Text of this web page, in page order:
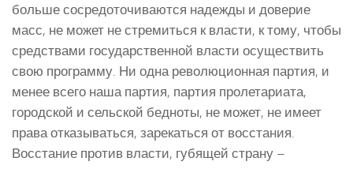
больше сосредоточиваются надежды и доверие
масс, не может не стремиться к власти, к тому, чтобы
средствами государственной власти осуществить
свою программу. Ни одна революционная партия, и
менее всего наша партия, партия пролетариата,
городской и сельской бедноты, не может, не имеет
права отказываться, зарекаться от восстания.
Восстание против власти, губящей страну –